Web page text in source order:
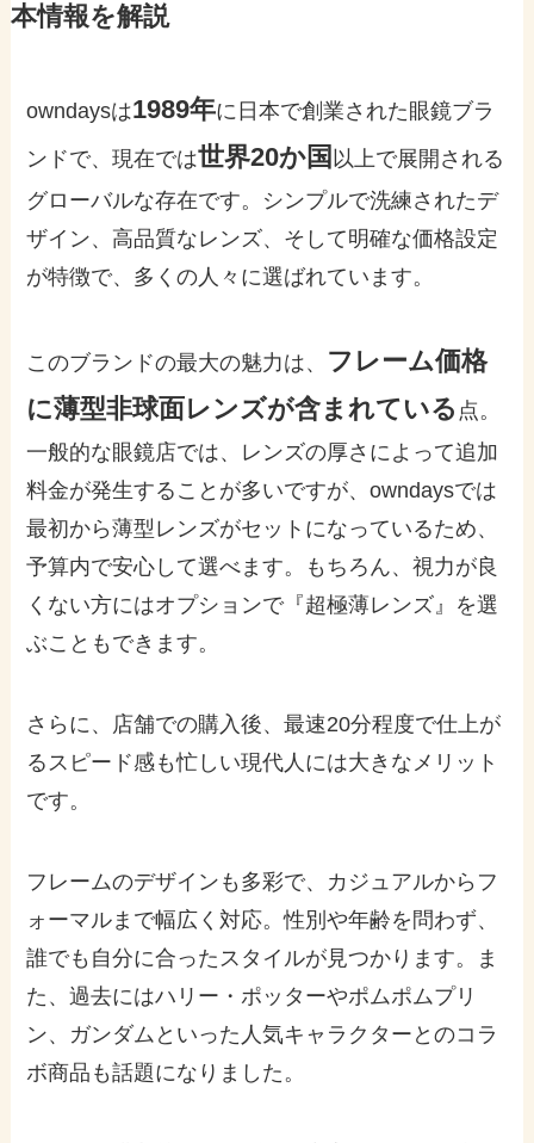
本情報を解説
owndaysは1989年に日本で創業された眼鏡ブラ
ンドで、現在では世界20か国 以上で展開される
グローバルな存在です。シンプルで洗練されたデ
ザイン、高品質なレンズ、そして明確な価格設定
が特徴で、多くの人々に選ばれています。
このブランドの最大の魅力は、 フレーム価格
に薄型非球面レンズが含まれている 点。
一般的な眼鏡店では、レンズの厚さによって追加
料金が発生することが多いですが、owndaysでは
最初から薄型レンズがセットになっているため、
予算内で安心して選べます。もちろん、視力が良
くない方にはオプションで『超極薄レンズ』を選
ぶこともできます。
さらに、店舗での購入後、最速20分程度で仕上が
るスピード感も忙しい現代人には大きなメリット
です。
フレームのデザインも多彩で、カジュアルからフ
ォーマルまで幅広く対応。性別や年齢を問わず、
誰でも自分に合ったスタイルが見つかります。ま
た、過去にはハリー・ポッターやポムポムプリ
ン、ガンダムといった人気キャラクターとのコラ
ボ商品も話題になりました。